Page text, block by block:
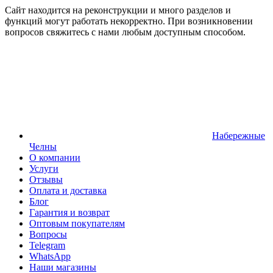
Сайт находится на реконструкции и много разделов и
функций могут работать некорректно. При возникновении
вопросов свяжитесь с нами любым доступным способом.
Набережные
Челны
О компании
Услуги
Отзывы
Оплата и доставка
Блог
Гарантия и возврат
Оптовым покупателям
Вопросы
Telegram
WhatsApp
Наши магазины